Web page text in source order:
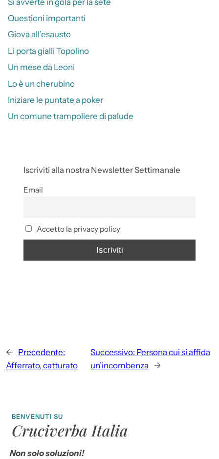
Questioni importanti
Giova all’esausto
Li porta gialli Topolino
Un mese da Leoni
Lo è un cherubino
Iniziare le puntate a poker
Un comune trampoliere di palude
Iscriviti alla nostra Newsletter Settimanale
Email
Accetto la privacy policy
← Precedente:
Afferrato, catturato
Successivo: Persona cui si affida
un’incombenza
→
BENVENUTI SU
Cruciverba Italia
Non solo soluzioni!